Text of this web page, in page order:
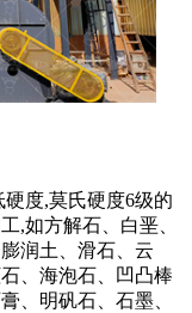
度,莫氏硬度6级的
,如方解石、白垩、
润土、滑石、云
、海泡石、凹凸棒
、明矾石、石墨、